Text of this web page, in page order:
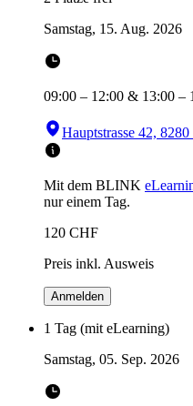
Samstag, 15. Aug. 2026
09:00 – 12:00 & 13:00 –
Hauptstrasse 42,
Mit dem BLINK
nur einem Tag.
120 CHF
Preis inkl. Ausweis
Anmelden
1 Tag (mit eLearning)
Samstag, 05. Sep. 2026